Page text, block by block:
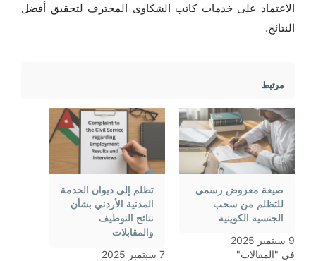
الاعتماد على خدماتكاتب الشكاوى المحترف لتحقيق أفضل
النتائج.
مرتبط
صيغة معروض رسمي
للتظلم من سحب
الجنسية الكويتية
9 سبتمبر 2025
في "المقالات"
تظلم إلى ديوان الخدمة
المدنية الأردني بشأن
نتائج التوظيف
والمقابلات
7 سبتمبر 2025